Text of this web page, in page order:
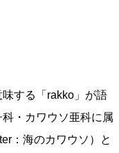
する「rakko」が語
・カワウソ亜科に属
：海のカワウソ）と